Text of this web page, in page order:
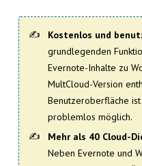
Kostenlos und
grundlegenden
Evernote-Inhalte zu
MultCloud-Version
Benutzeroberfläche
problemlos möglich.
Mehr als 40 Cloud-
Neben Evernote und